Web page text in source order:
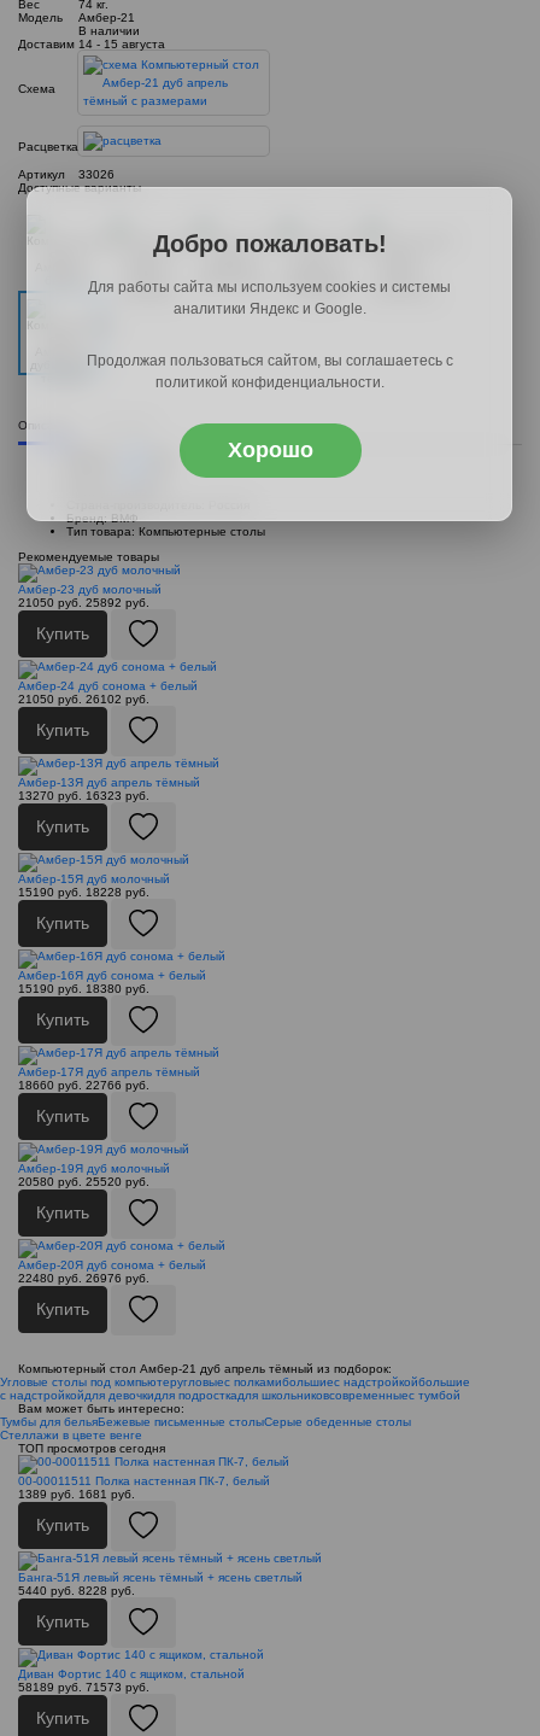
Вес
74 кг.
Модель
Амбер-21
В наличии
Доставим 14 - 15 августа
Схема
Расцветка
Артикул
33026
Доступные варианты
Описание
Бренд: ВМФ
Тип товара: Компьютерные столы
Рекомендуемые товары
Амбер-23 дуб молочный
21050 руб. 25892 руб.
Купить
Амбер-24 дуб сонома + белый
21050 руб. 26102 руб.
Купить
Амбер-13Я дуб апрель тёмный
13270 руб.
16323 руб.
Купить
Амбер-15Я дуб молочный
15190 руб.
18228 руб.
Купить
Амбер-16Я дуб сонома + белый
15190 руб.
18380 руб.
Купить
Амбер-17Я дуб апрель тёмный
18660 руб. 22766 руб.
Купить
Амбер-19Я дуб молочный
20580 руб. 25520 руб.
Купить
Амбер-20Я дуб сонома + белый
22480 руб. 26976 руб.
Купить
Компьютерный стол Амбер-21 дуб апрель тёмный из подборок:
Угловые столы под компьютеругловыес полкамибольшиес надстройкойбольшие
с надстройкойдля девочкидля подросткадля школьниковсовременныес тумбой
Вам может быть интересно:
Тумбы для бельяБежевые письменные столыСерые обеденные столы
Стеллажи в цвете венге
ТОП просмотров сегодня
00-00011511 Полка настенная ПК-7, белый
1389 руб.
1681 руб.
Купить
Банга-51Я левый ясень тёмный + ясень светлый
5440 руб. 8228 руб.
Купить
Диван Фортис 140 с ящиком, стальной
58189 руб. 71573 руб.
Купить
Добро пожаловать!
Для работы сайта мы используем cookies и системы
аналитики Яндекс и Google.
Продолжая пользоваться сайтом, вы соглашаетесь с
политикой конфиденциальности.
Хорошо